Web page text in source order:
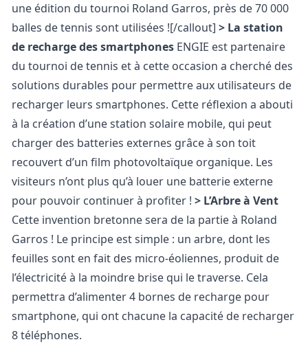
une édition du tournoi Roland Garros, près de 70 000
balles de tennis sont utilisées ![/callout] > La station
de recharge des smartphones ENGIE est partenaire
du tournoi de tennis et à cette occasion a cherché des
solutions durables pour permettre aux utilisateurs de
recharger leurs smartphones. Cette réflexion a abouti
à la création d’une station solaire mobile, qui peut
charger des batteries externes grâce à son toit
recouvert d’un film photovoltaïque organique. Les
visiteurs n’ont plus qu’à louer une batterie externe
pour pouvoir continuer à profiter ! > L’Arbre à Vent
Cette invention bretonne sera de la partie à Roland
Garros ! Le principe est simple : un arbre, dont les
feuilles sont en fait des micro-éoliennes, produit de
l’électricité à la moindre brise qui le traverse. Cela
permettra d’alimenter 4 bornes de recharge pour
smartphone, qui ont chacune la capacité de recharger
8 téléphones.